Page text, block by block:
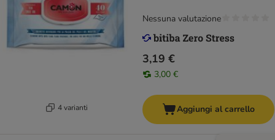
4 varianti
3,19 €
3,00 €
Nessuna valutazione
Aggiungi al carrello